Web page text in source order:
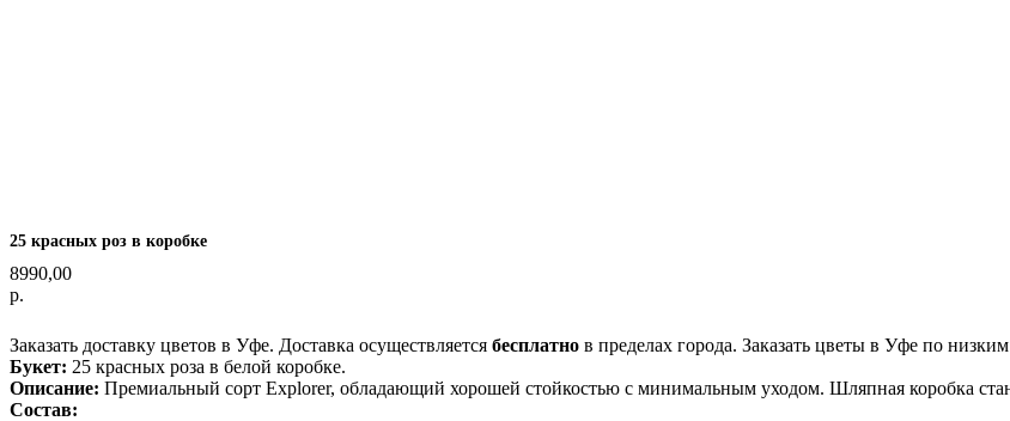
25 красных роз в коробке
8990,00
р.
Заказать доставку цветов в Уфе. Доставка осуществляется бесплатно в пределах города. Заказать цветы в Уфе по
Букет: 25 красных роза в белой коробке.
Описание: Премиальный сорт Explorer, обладающий хорошей стойкостью с минимальным уходом. Шляпная коробка
Состав: